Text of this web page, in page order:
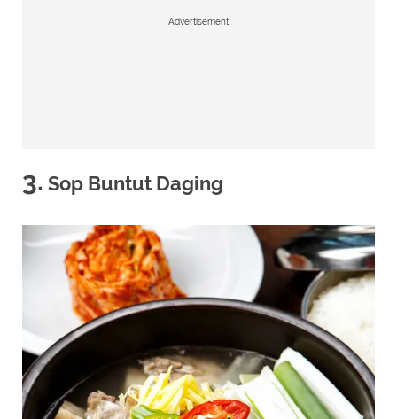
Advertisement
3. Sop Buntut Daging